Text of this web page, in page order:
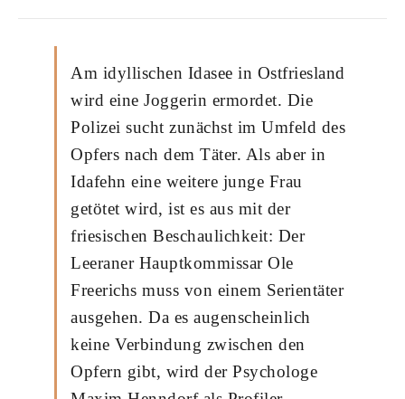
Am idyllischen Idasee in Ostfriesland
wird eine Joggerin ermordet. Die
Polizei sucht zunächst im Umfeld des
Opfers nach dem Täter. Als aber in
Idafehn eine weitere junge Frau
getötet wird, ist es aus mit der
friesischen Beschaulichkeit: Der
Leeraner Hauptkommissar Ole
Freerichs muss von einem Serientäter
ausgehen. Da es augenscheinlich
keine Verbindung zwischen den
Opfern gibt, wird der Psychologe